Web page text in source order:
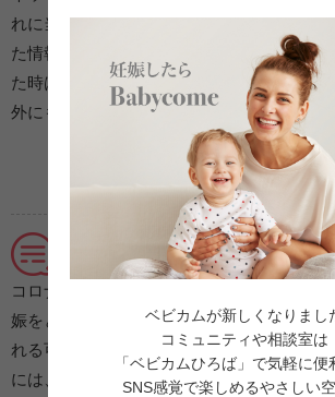
れに当てはまるのか分からなくて、余計に
た情報で最悪の場合ばかり考えてしまうの
た時はすぐに病院に電話でいいのだと感じ
外にも関わらず丁寧に対応してくれました。
妊娠3ヶ月/初めての妊
頑張れたのは、おなかに君が居た
コロナ禍で、自分の仕事の試験が延期に。
娠をと考えていましたが、結婚式もできな
れる可能性もあり、妊活を開始。一緒に試
には、「妊娠中しんどいよ」と言われなが
ベビカムが新しくなりまし
コミュニティや相談室は
「ベビカムひろば」で気軽に便
SNS感覚で楽しめるやさしい